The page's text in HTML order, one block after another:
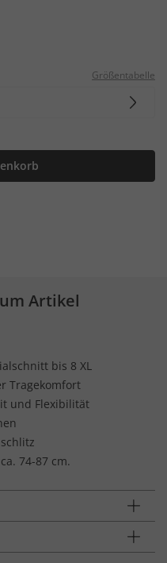
Größentabelle
Artikel
bis 8 XL
Tragekomfort
und Flexibilität
74-87 cm.